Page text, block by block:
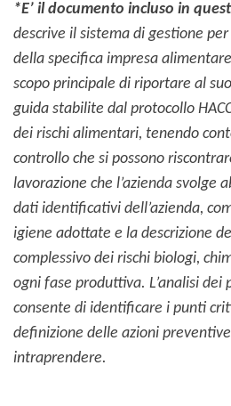
*E’ il documento incluso in
descrive il sistema di gestione
della specifica impresa
scopo principale di riportare al
guida stabilite dal protocollo
dei rischi alimentari, tenendo
controllo che si possono
lavorazione che l’azienda svolge
dati identificativi dell’azienda,
igiene adottate e la descrizione
complessivo dei rischi biologi,
ogni fase produttiva. L’analisi dei
consente di identificare i punti
definizione delle azioni
intraprendere.